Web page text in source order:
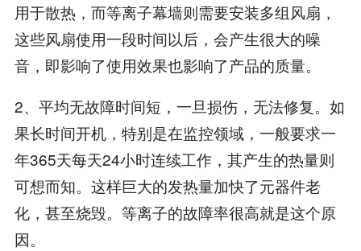
用于散热，而等离子幕墙则需要安装多组风扇，
这些风扇使用一段时间以后，会产生很大的噪
音，即影响了使用效果也影响了产品的质量。
2、平均无故障时间短，一旦损伤，无法修复。如
果长时间开机，特别是在监控领域，一般要求一
年365天每天24小时连续工作，其产生的热量则
可想而知。这样巨大的发热量加快了元器件老
化，甚至烧毁。等离子的故障率很高就是这个原
因。